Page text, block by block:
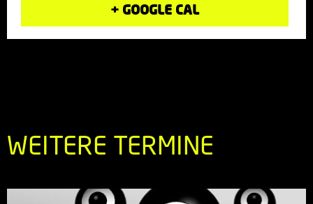
+ GOOGLE CAL
WEITERE TERMINE